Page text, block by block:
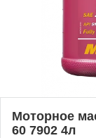
Моторное
60 7902 4л